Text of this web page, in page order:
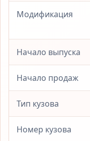
Модификация
Начало выпуска
Начало продаж
Тип кузова
Номер кузова